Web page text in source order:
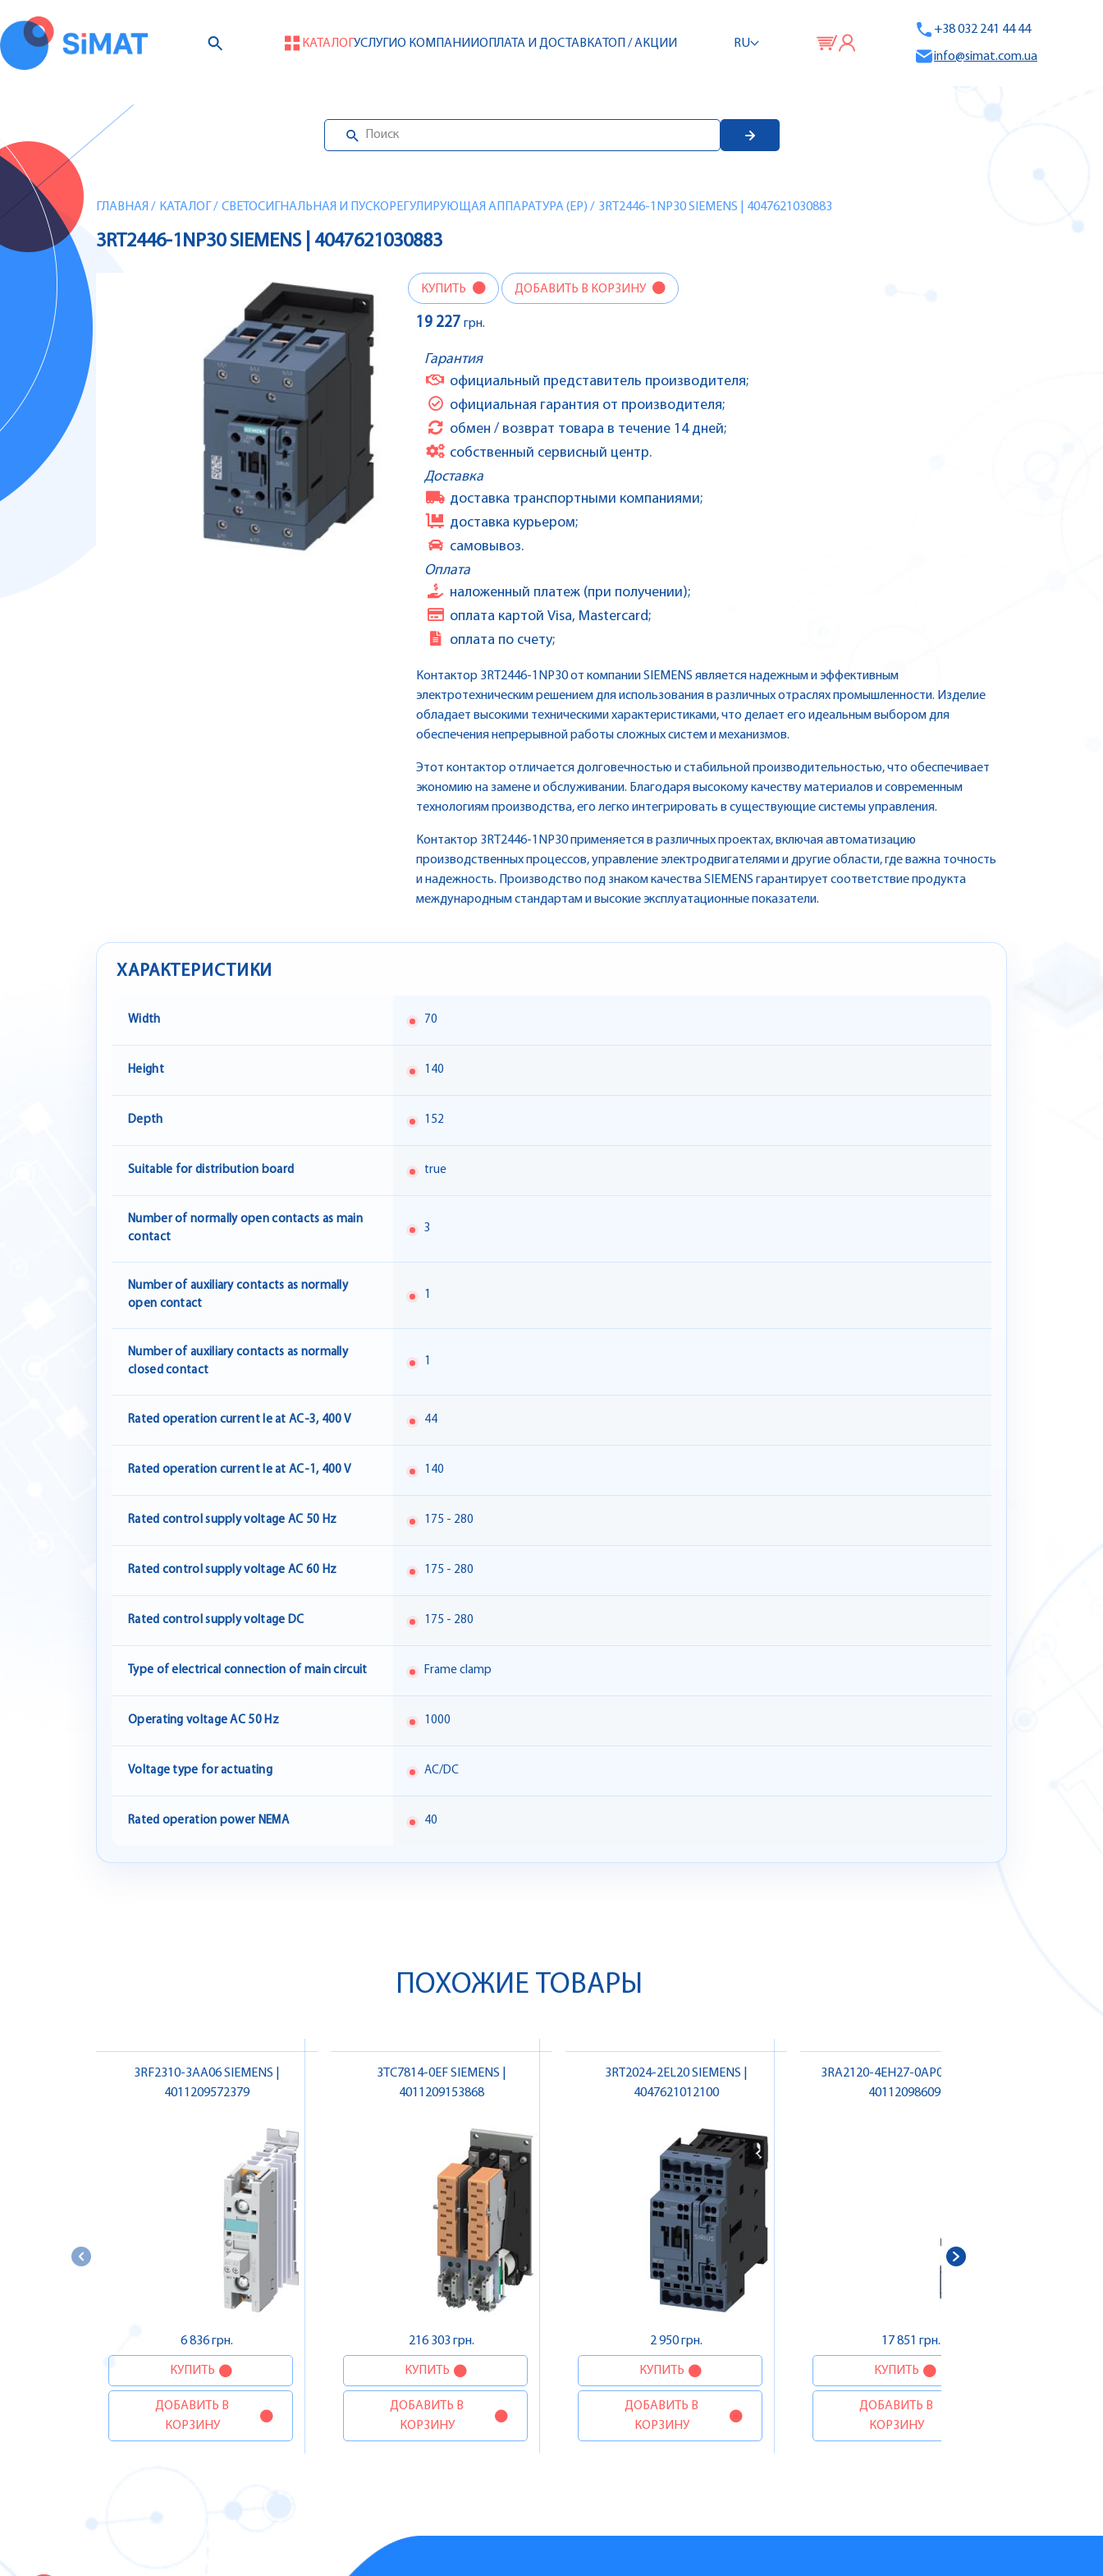
КАТАЛОГУСЛУГИО КОМПАНИИОПЛАТА И ДОСТАВКАТОП / АКЦИИ RU
+38 032 241 44 44
info@simat.com.ua
ГЛАВНАЯ / КАТАЛОГ / СВЕТОСИГНАЛЬНАЯ И ПУСКОРЕГУЛИРУЮЩАЯ АППАРАТУРА (EP) / 3RT2446-1NP30 SIEMENS | 4047621030883
3RT2446-1NP30 SIEMENS | 4047621030883
КУПИТЬ ДОБАВИТЬ В КОРЗИНУ
19 227 грн.
Гарантия
официальный представитель производителя;
официальная гарантия от производителя;
обмен / возврат товара в течение 14 дней;
собственный сервисный центр.
Доставка
доставка транспортными компаниями;
доставка курьером;
самовывоз.
Оплата
наложенный платеж (при получении);
оплата картой Visa, Mastercard;
оплата по счету;
Контактор 3RT2446-1NP30 от компании SIEMENS является надежным и эффективным
электротехническим решением для использования в различных отраслях промышленности. Изделие
обладает высокими техническими характеристиками, что делает его идеальным выбором для
обеспечения непрерывной работы сложных систем и механизмов.
Этот контактор отличается долговечностью и стабильной производительностью, что обеспечивает
экономию на замене и обслуживании. Благодаря высокому качеству материалов и современным
технологиям производства, его легко интегрировать в существующие системы управления.
Контактор 3RT2446-1NP30 применяется в различных проектах, включая автоматизацию
производственных процессов, управление электродвигателями и другие области, где важна точность
и надежность. Производство под знаком качества SIEMENS гарантирует соответствие продукта
международным стандартам и высокие эксплуатационные показатели.
ХАРАКТЕРИСТИКИ
Width 70
Height 140
Depth 152
Suitable for distribution board true
Number of normally open contacts as main
contact
3
Number of auxiliary contacts as normally
open contact
1
Number of auxiliary contacts as normally
closed contact
1
Rated operation current Ie at AC-3, 400 V 44
Rated operation current Ie at AC-1, 400 V 140
Rated control supply voltage AC 50 Hz 175 - 280
Rated control supply voltage AC 60 Hz 175 - 280
Rated control supply voltage DC 175 - 280
Type of electrical connection of main circuit Frame clamp
Operating voltage AC 50 Hz 1000
Voltage type for actuating AC/DC
Rated operation power NEMA 40
ПОХОЖИЕ ТОВАРЫ
3RF2310-3AA06 SIEMENS |
4011209572379
6 836 грн.
КУПИТЬ
ДОБАВИТЬ В
КОРЗИНУ
3TC7814-0EF SIEMENS |
4011209153868
216 303 грн.
КУПИТЬ
ДОБАВИТЬ В
КОРЗИНУ
3RT2024-2EL20 SIEMENS |
4047621012100
2 950 грн.
КУПИТЬ
ДОБАВИТЬ В
КОРЗИНУ
3RA2120-4EH27-0AP0 SIEMENS |
4011209860971
17 851 грн.
КУПИТЬ
ДОБАВИТЬ В
КОРЗИНУ